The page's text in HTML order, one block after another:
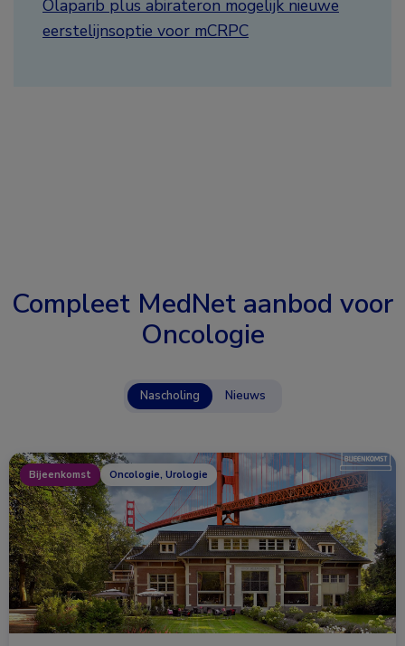
Olaparib plus abirateron mogelijk nieuwe
eerstelijnsoptie voor mCRPC
Compleet MedNet aanbod voor
Oncologie
Nascholing Nieuws
Bijeenkomst Oncologie, Urologie